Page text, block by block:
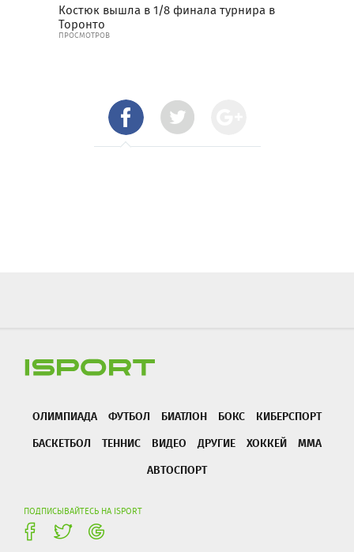
Костюк вышла в 1/8 финала турнира в
Торонто
ПРОСМОТРОВ
ОЛИМПИАДА ФУТБОЛ БИАТЛОН БОКС
КИБЕРСПОРТ
БАСКЕТБОЛ
ТЕННИС ВИДЕО ДРУГИЕ ХОККЕЙ
ММА
АВТОСПОРТ
ПОДПИСЫВАЙТЕСЬ НА ISPORT